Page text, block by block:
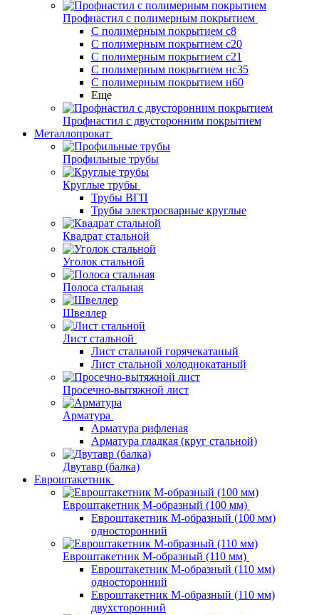
Профнастил с полимерным покрытием
С полимерным покрытием с8
С полимерным покрытием с20
С полимерным покрытием с21
С полимерным покрытием нс35
С полимерным покрытием н60
Еще
Профнастил с двусторонним покрытием
Металлопрокат
Профильные трубы
Круглые трубы
Трубы ВГП
Трубы электросварные круглые
Квадрат стальной
Уголок стальной
Полоса стальная
Швеллер
Лист стальной
Лист стальной горячекатаный
Лист стальной холоднокатаный
Просечно-вытяжной лист
Арматура
Арматура рифленая
Арматура гладкая (круг стальной)
Двутавр (балка)
Евроштакетник
Евроштакетник М-образный (100 мм)
Евроштакетник М-образный (100 мм)
односторонний
Евроштакетник М-образный (110 мм)
Евроштакетник М-образный (110 мм)
односторонний
Евроштакетник М-образный (110 мм)
двухсторонний